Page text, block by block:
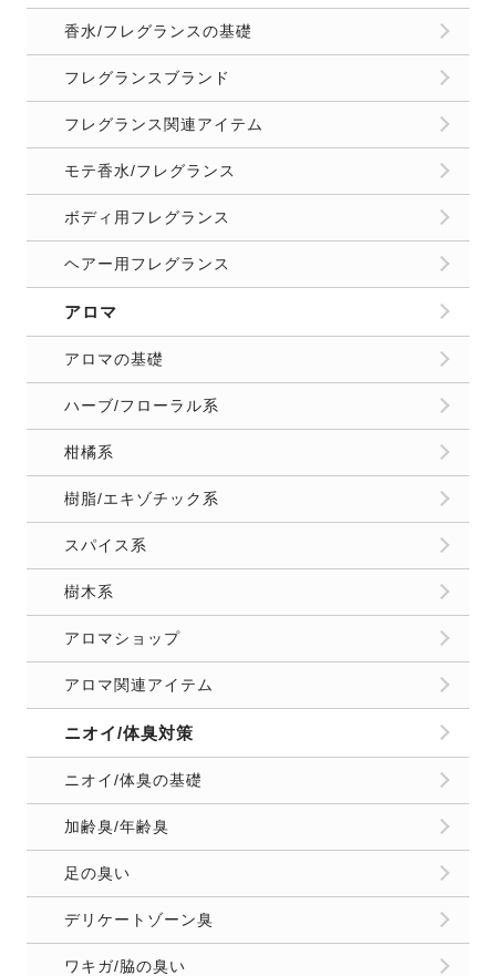
香水/フレグランスの基礎
フレグランスブランド
フレグランス関連アイテム
モテ香水/フレグランス
ボディ用フレグランス
ヘアー用フレグランス
アロマ
アロマの基礎
ハーブ/フローラル系
柑橘系
樹脂/エキゾチック系
スパイス系
樹木系
アロマショップ
アロマ関連アイテム
ニオイ/体臭対策
ニオイ/体臭の基礎
加齢臭/年齢臭
足の臭い
デリケートゾーン臭
ワキガ/脇の臭い